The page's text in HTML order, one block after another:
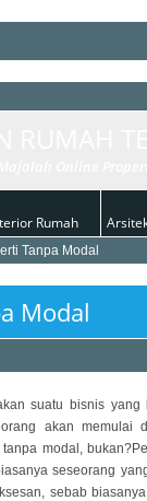
Orang
Rumah
Tanpa Modal
Modal
suatu bisnis yang
akan memulai
modal,
seseorang
sebab